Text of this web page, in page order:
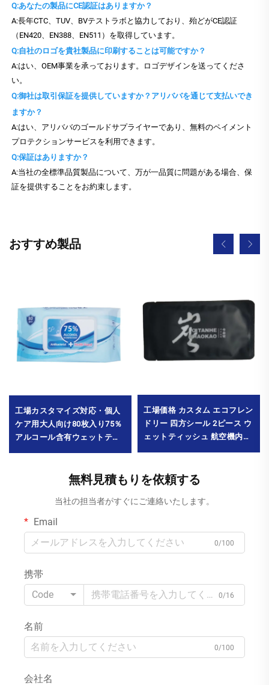
Q:あなたの製品にCE認証はありますか？
A:長年CTC、TUV、BVテストラボと協力しており、殆どがCE認証
（EN420、EN388、EN511）を取得しています。
Q:自社のロゴを貴社製品に印刷することは可能ですか？
A:はい、OEM事業を承っております。ロゴデザインを送ってくださ
い。
Q:御社は取引保証を提供していますか？アリババを通じて支払いでき
ますか？
A:はい、アリババのゴールドサプライヤーであり、無料のペイメント
プロテクションサービスを利用できます。
Q:保証はありますか？
A:当社の全標準品質製品について、万が一品質に問題がある場合、保
証を提供することをお約束します。
おすすめ製品
工場カスタマイズ対応・個人
ケア用大人向け80枚入り75％
アルコール含有ウェットティ
工場価格 カスタム エコフレン
ドリー 四方シール 2ピース ウ
ェットティッシュ 航空機内
無料見積もりを依頼する
当社の担当者がすぐにご連絡いたします。
Email
0/100
携帯
Code
0/16
名前
0/100
会社名